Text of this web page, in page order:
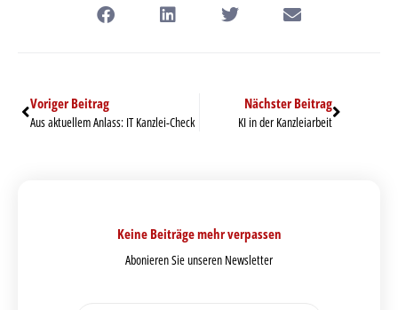
Voriger Beitrag
Aus aktuellem Anlass: IT Kanzlei-Check
Nächster Beitrag
KI in der Kanzleiarbeit
Keine Beiträge mehr verpassen
Abonieren Sie unseren Newsletter